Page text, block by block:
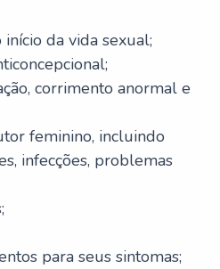
da vida sexual;
corrimento anormal e
feminino, incluindo
infecções, problemas
para seus sintomas;